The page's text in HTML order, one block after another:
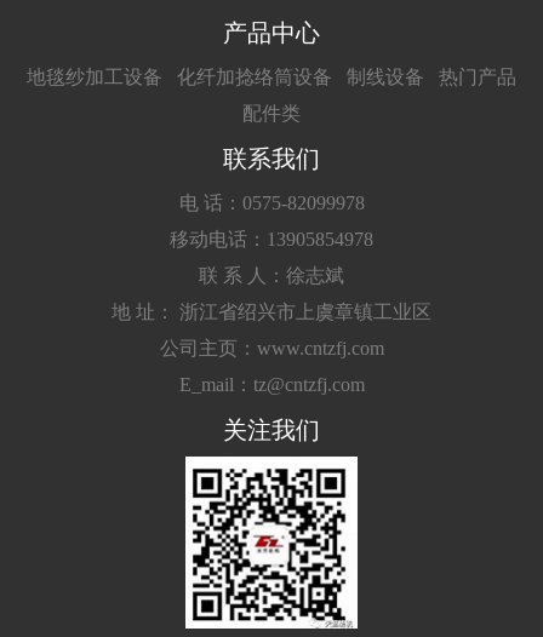
产品中心
地毯纱加工设备 化纤加捻络筒设备 制线设备
热门产品
配件类
联系我们
电 话：0575-82099978
移动电话：13905854978
联 系 人：徐志斌
地 址： 浙江省绍兴市上虞章镇工业区
公司主页：www.cntzfj.com
E_mail：tz@cntzfj.com
关注我们